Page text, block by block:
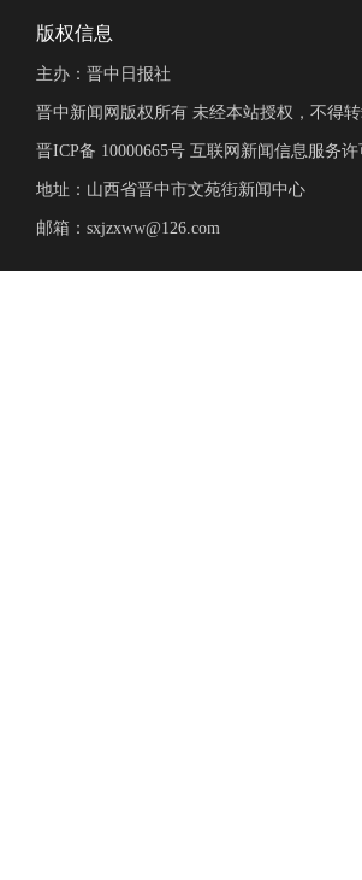
版权信息
主办：晋中日报社
晋中新闻网版权所有 未经本站授权，不得
晋ICP备 10000665号 互联网新闻信息服务许
地址：山西省晋中市文苑街新闻中心
邮箱：sxjzxww@126.com